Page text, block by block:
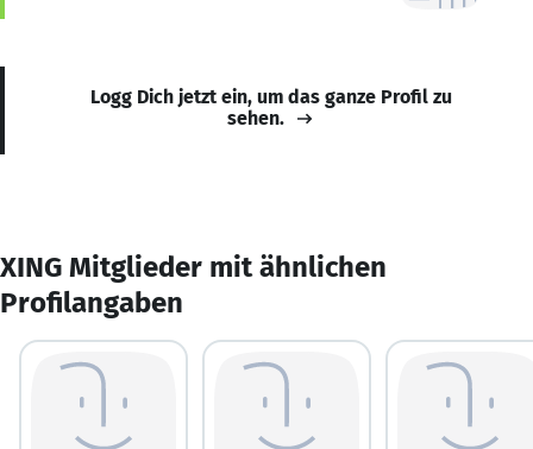
Logg Dich jetzt ein, um das ganze Profil zu
sehen.
XING Mitglieder mit ähnlichen
Profilangaben